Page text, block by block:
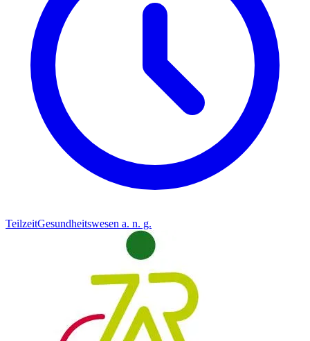
TeilzeitGesundheitswesen a. n. g.